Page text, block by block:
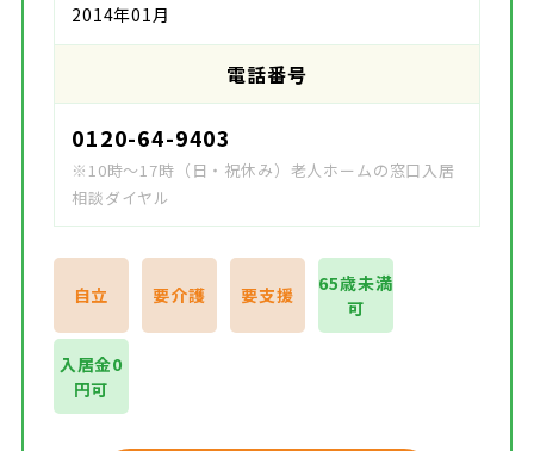
2014年01月
電話番号
0120-64-9403
※10時～17時（日・祝休み）老人ホームの窓口入居
相談ダイヤル
自立 要介護 要支援
65歳未満
可
入居金0
円可